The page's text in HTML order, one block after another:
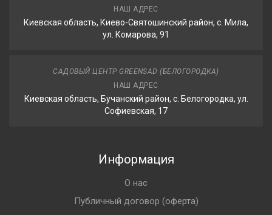
НАШ АДРЕС
Киевская область, Киево-Святошинский район, с. Мила,
ул. Комарова, 91
САДОВЫЙ ЦЕНТР GREENSAD (БЕЛОГОРОДКА)
НАШ АДРЕС
Киевская область, Бучанский район, с. Белогородка, ул.
Софиевская, 17
Информация
О нас
Публичный договор (оферта)